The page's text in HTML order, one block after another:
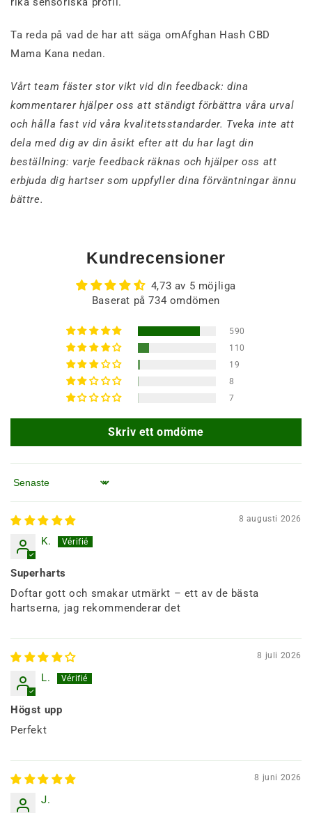
Ta reda på vad de har att säga omAfghan Hash CBD
Mama Kana nedan.
Vårt team fäster stor vikt vid din feedback: dina
kommentarer hjälper oss att ständigt förbättra våra urval
och hålla fast vid våra kvalitetsstandarder. Tveka inte att
dela med dig av din åsikt efter att du har lagt din
beställning: varje feedback räknas och hjälper oss att
erbjuda dig hartser som uppfyller dina förväntningar ännu
bättre.
Kundrecensioner
4,73 av 5 möjliga
Baserat på 734 omdömen
590
110
19
8
7
Skriv ett omdöme
Sortera efter
8 augusti 2026
K.
Superharts
Doftar gott och smakar utmärkt – ett av de bästa
hartserna, jag rekommenderar det
8 juli 2026
L.
Högst upp
Perfekt
8 juni 2026
J.